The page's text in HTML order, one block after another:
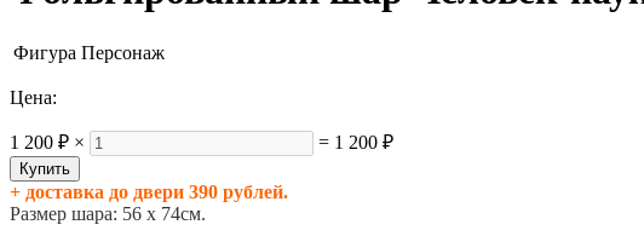
Фигура Персонаж
Цена:
1 200 ₽ × = 1 200 ₽
+ доставка до двери 390 рублей.
Размер шара: 56 х 74см.